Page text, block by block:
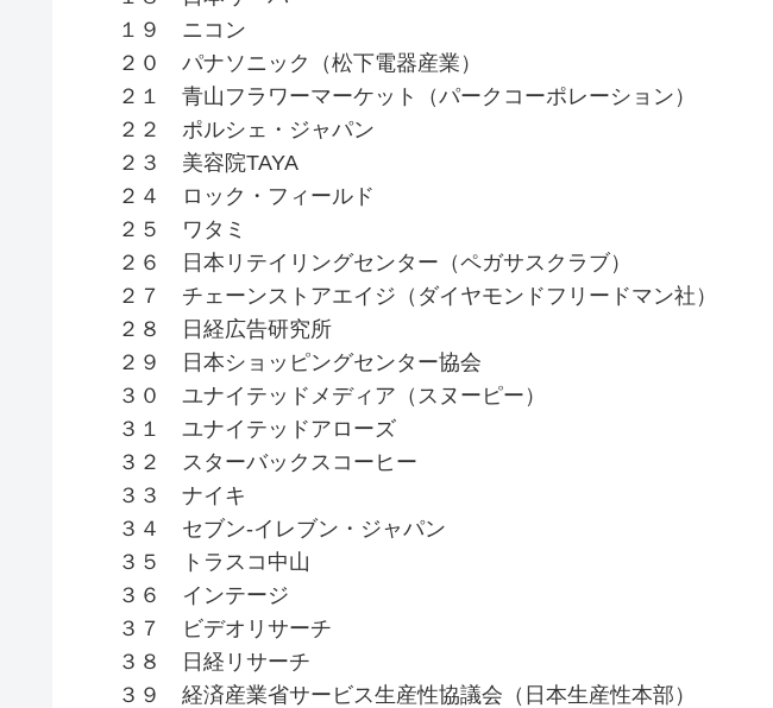
１９ ニコン
２０ パナソニック（松下電器産業）
２１ 青山フラワーマーケット（パークコーポレーション）
２２ ポルシェ・ジャパン
２３ 美容院TAYA
２４ ロック・フィールド
２５ ワタミ
２６ 日本リテイリングセンター（ペガサスクラブ）
２７ チェーンストアエイジ（ダイヤモンドフリードマン社）
２８ 日経広告研究所
２９ 日本ショッピングセンター協会
３０ ユナイテッドメディア（スヌーピー）
３１ ユナイテッドアローズ
３２ スターバックスコーヒー
３３ ナイキ
３４ セブン-イレブン・ジャパン
３５ トラスコ中山
３６ インテージ
３７ ビデオリサーチ
３８ 日経リサーチ
３９ 経済産業省サービス生産性協議会（日本生産性本部）